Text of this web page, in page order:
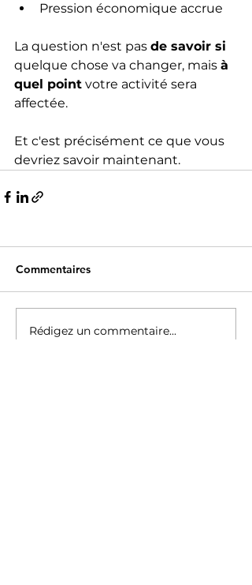
Pression économique accrue
La question n'est pas de savoir si
quelque chose va changer, mais à
quel point votre activité sera
affectée.
Et c'est précisément ce que vous
devriez savoir maintenant.
Commentaires
Rédigez un commentaire...